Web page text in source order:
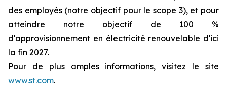
des employés (notre objectif pour le scope 3), et pour
atteindre notre objectif de 100 %
d'approvisionnement en électricité renouvelable d'ici
la fin 2027.
Pour de plus amples informations, visitez le site
www.st.com.